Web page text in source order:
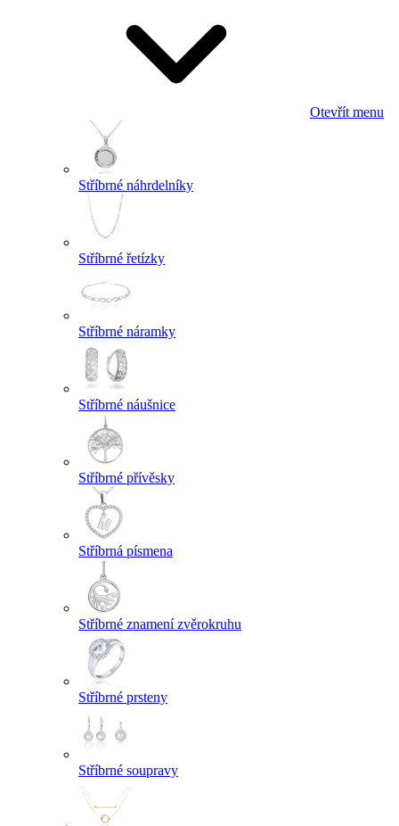
Otevřít menu
Stříbrné náhrdelníky
Stříbrné řetízky
Stříbrné náramky
Stříbrné náušnice
Stříbrné přívěsky
Stříbrná písmena
Stříbrné znamení zvěrokruhu
Stříbrné prsteny
Stříbrné soupravy